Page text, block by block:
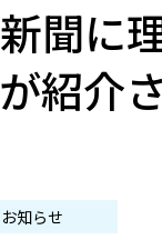
聞に
紹介
お知らせ